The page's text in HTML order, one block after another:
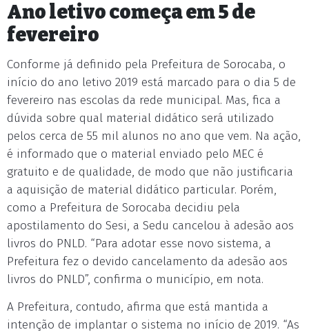
Ano letivo começa em 5 de
fevereiro
Conforme já definido pela Prefeitura de Sorocaba, o
início do ano letivo 2019 está marcado para o dia 5 de
fevereiro nas escolas da rede municipal. Mas, fica a
dúvida sobre qual material didático será utilizado
pelos cerca de 55 mil alunos no ano que vem. Na ação,
é informado que o material enviado pelo MEC é
gratuito e de qualidade, de modo que não justificaria
a aquisição de material didático particular. Porém,
como a Prefeitura de Sorocaba decidiu pela
apostilamento do Sesi, a Sedu cancelou à adesão aos
livros do PNLD. “Para adotar esse novo sistema, a
Prefeitura fez o devido cancelamento da adesão aos
livros do PNLD”, confirma o município, em nota.
A Prefeitura, contudo, afirma que está mantida a
intenção de implantar o sistema no início de 2019. “As